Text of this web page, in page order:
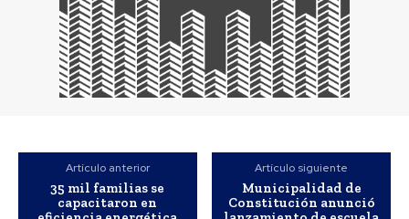
Artículo anterior
35 mil familias se
capacitaron en
Artículo siguiente
Municipalidad de
Constitución anunció